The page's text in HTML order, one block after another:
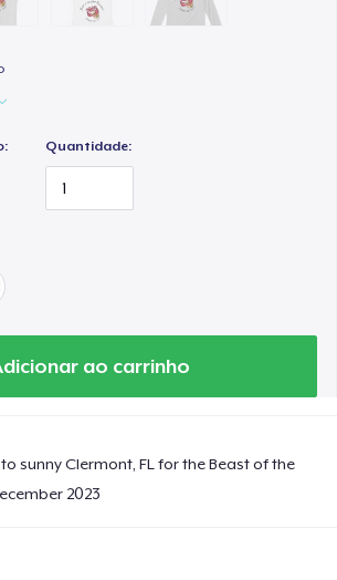
Quantidade:
ao carrinho
to sunny Clermont, FL for the Beast of the
2023